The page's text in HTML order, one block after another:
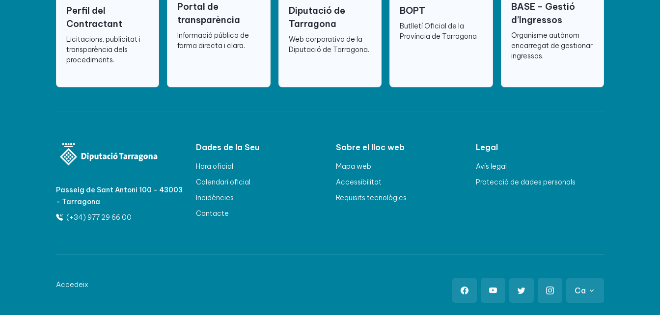
Perfil del
Contractant
Licitacions, publicitat i
transparència dels
procediments.
Portal de
transparència
Informació pública de
forma directa i clara.
Diputació de
Tarragona
Web corporativa de la
Diputació de Tarragona.
BOPT
Butlletí Oficial de la
Província de Tarragona
BASE – Gestió
d’Ingressos
Organisme autònom
encarregat de gestionar
ingressos.
Passeig de Sant Antoni 100 - 43003
- Tarragona
(+34) 977 29 66 00
Dades de la Seu
Hora oficial
Calendari oficial
Incidències
Contacte
Sobre el lloc web
Mapa web
Accessibilitat
Requisits tecnològics
Legal
Avís legal
Protecció de dades personals
Accedeix
Ca